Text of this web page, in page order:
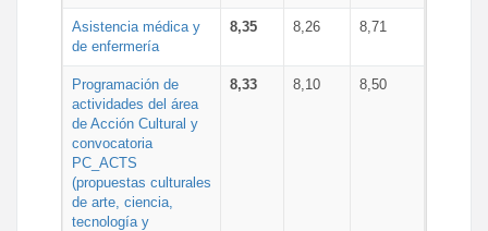
Asistencia médica y
de enfermería
8,35 8,26 8,71
Programación de
actividades del área
de Acción Cultural y
convocatoria
PC_ACTS
(propuestas culturales
de arte, ciencia,
tecnología y
8,33 8,10 8,50